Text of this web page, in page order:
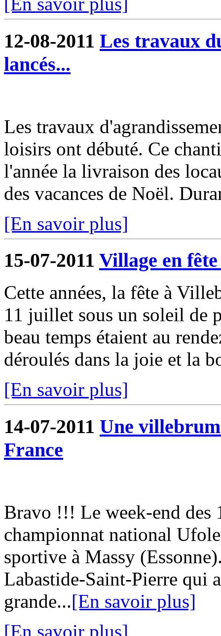
12-08-2011 Les travaux
lancés...
Les travaux
loisirs ont débuté. Ce
l'année la livraison des
des vacances de Noël.
[En savoir plus]
15-07-2011 Village en
Cette années, la fête à
11 juillet sous un soleil de
beau temps étaient au
déroulés dans la joie et la
[En savoir plus]
14-07-2011 Une
France
Bravo !!! Le week-end des
championnat national
sportive à Massy
Labastide-Saint-Pierre qui
grande...[En savoir plus]
[En savoir plus]